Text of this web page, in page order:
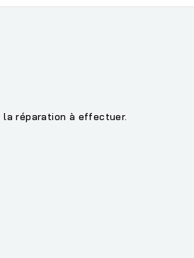
réparation à effectuer.